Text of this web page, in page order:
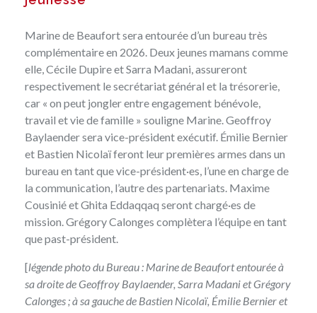
Marine de Beaufort sera entourée d’un bureau très
complémentaire en 2026. Deux jeunes mamans comme
elle, Cécile Dupire et Sarra Madani, assureront
respectivement le secrétariat général et la trésorerie,
car « on peut jongler entre engagement bénévole,
travail et vie de famille » souligne Marine. Geoffroy
Baylaender sera vice-président exécutif. Émilie Bernier
et Bastien Nicolaï feront leur premières armes dans un
bureau en tant que vice-président·es, l’une en charge de
la communication, l’autre des partenariats. Maxime
Cousinié et Ghita Eddaqqaq seront chargé·es de
mission. Grégory Calonges complètera l’équipe en tant
que past-président.
[légende photo du Bureau : Marine de Beaufort entourée à
sa droite de Geoffroy Baylaender, Sarra Madani et Grégory
Calonges ; à sa gauche de Bastien Nicolaï, Émilie Bernier et